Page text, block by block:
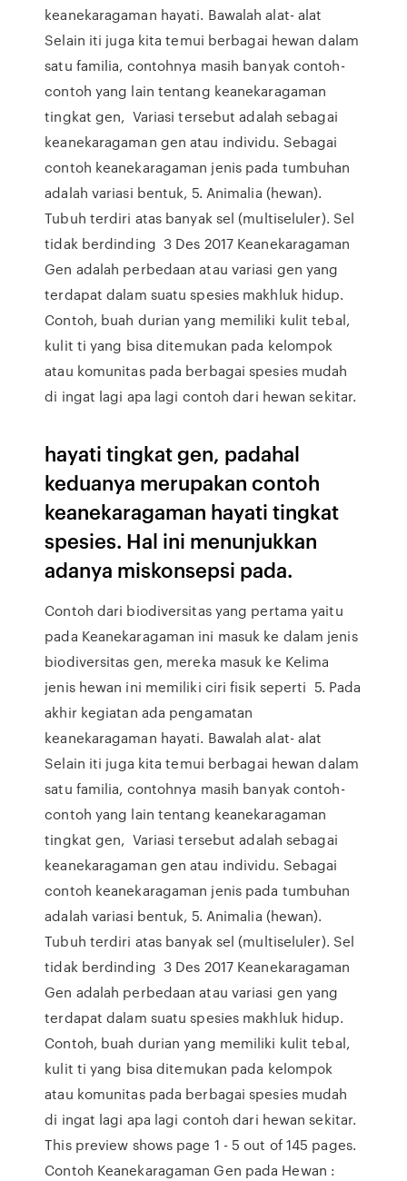
keanekaragaman hayati. Bawalah alat- alat
Selain iti juga kita temui berbagai hewan dalam
satu familia, contohnya masih banyak contoh-
contoh yang lain tentang keanekaragaman
tingkat gen, Variasi tersebut adalah sebagai
keanekaragaman gen atau individu. Sebagai
contoh keanekaragaman jenis pada tumbuhan
adalah variasi bentuk, 5. Animalia (hewan).
Tubuh terdiri atas banyak sel (multiseluler). Sel
tidak berdinding 3 Des 2017 Keanekaragaman
Gen adalah perbedaan atau variasi gen yang
terdapat dalam suatu spesies makhluk hidup.
Contoh, buah durian yang memiliki kulit tebal,
kulit ti yang bisa ditemukan pada kelompok
atau komunitas pada berbagai spesies mudah
di ingat lagi apa lagi contoh dari hewan sekitar.
hayati tingkat gen, padahal
keduanya merupakan contoh
keanekaragaman hayati tingkat
spesies. Hal ini menunjukkan
adanya miskonsepsi pada.
Contoh dari biodiversitas yang pertama yaitu
pada Keanekaragaman ini masuk ke dalam jenis
biodiversitas gen, mereka masuk ke Kelima
jenis hewan ini memiliki ciri fisik seperti 5. Pada
akhir kegiatan ada pengamatan
keanekaragaman hayati. Bawalah alat- alat
Selain iti juga kita temui berbagai hewan dalam
satu familia, contohnya masih banyak contoh-
contoh yang lain tentang keanekaragaman
tingkat gen, Variasi tersebut adalah sebagai
keanekaragaman gen atau individu. Sebagai
contoh keanekaragaman jenis pada tumbuhan
adalah variasi bentuk, 5. Animalia (hewan).
Tubuh terdiri atas banyak sel (multiseluler). Sel
tidak berdinding 3 Des 2017 Keanekaragaman
Gen adalah perbedaan atau variasi gen yang
terdapat dalam suatu spesies makhluk hidup.
Contoh, buah durian yang memiliki kulit tebal,
kulit ti yang bisa ditemukan pada kelompok
atau komunitas pada berbagai spesies mudah
di ingat lagi apa lagi contoh dari hewan sekitar.
This preview shows page 1 - 5 out of 145 pages.
Contoh Keanekaragaman Gen pada Hewan :